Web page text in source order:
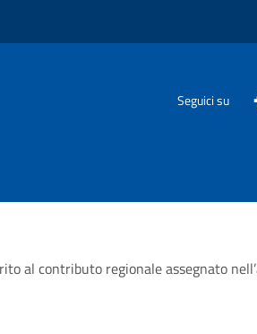
Seguici su
al contributo regionale assegnato